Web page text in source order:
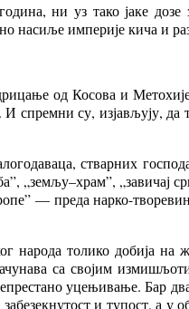
ни уз тако јаке
империје кича и
од Косова и
спремни су, изјављују, да
стварних
„земљу–храм”, „завичај
— преда нарко-
народа толико добија
са својим
уцењивање. Бар
и тупост, а у